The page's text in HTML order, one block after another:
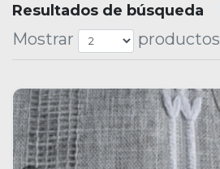
Resultados de búsqueda
Mostrar productos